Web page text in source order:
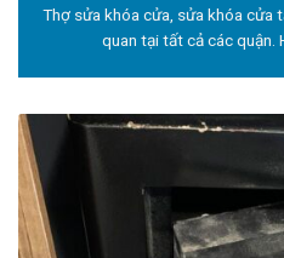
Thợ sửa khóa cửa, sửa khóa cửa
quan tại tất cả các quận.